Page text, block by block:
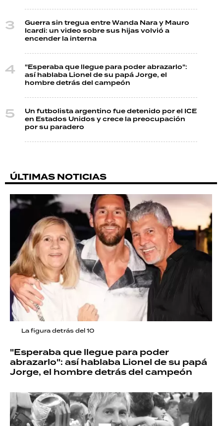
Guerra sin tregua entre Wanda Nara y Mauro
Icardi: un video sobre sus hijas volvió a
encender la interna
"Esperaba que llegue para poder abrazarlo":
así hablaba Lionel de su papá Jorge, el
hombre detrás del campeón
Un futbolista argentino fue detenido por el ICE
en Estados Unidos y crece la preocupación
por su paradero
ÚLTIMAS NOTICIAS
La figura detrás del 10
"Esperaba que llegue para poder
abrazarlo": así hablaba Lionel de su papá
Jorge, el hombre detrás del campeón